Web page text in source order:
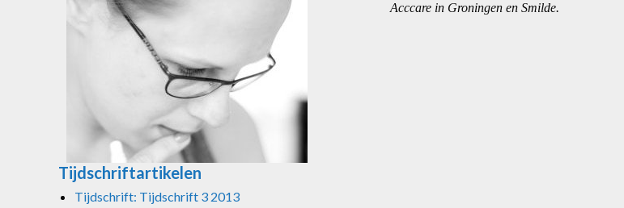
Acccare in Groningen en Smilde.
Tijdschriftartikelen
Tijdschrift: Tijdschrift 3 2013